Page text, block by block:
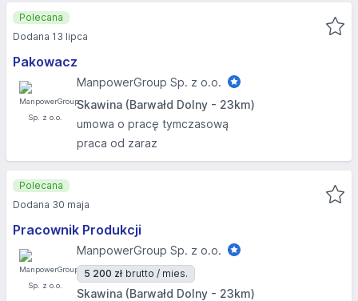
Pakowacz
ManpowerGroup Sp. z o.o.
Skawina (Barwałd Dolny - 23km)
umowa o pracę tymczasową
praca od zaraz
Polecana
Dodana 13 lipca
Pracownik Produkcji
ManpowerGroup Sp. z o.o.
5 200 zł brutto / mies.
Skawina (Barwałd Dolny - 23km)
Polecana
Dodana 30 maja